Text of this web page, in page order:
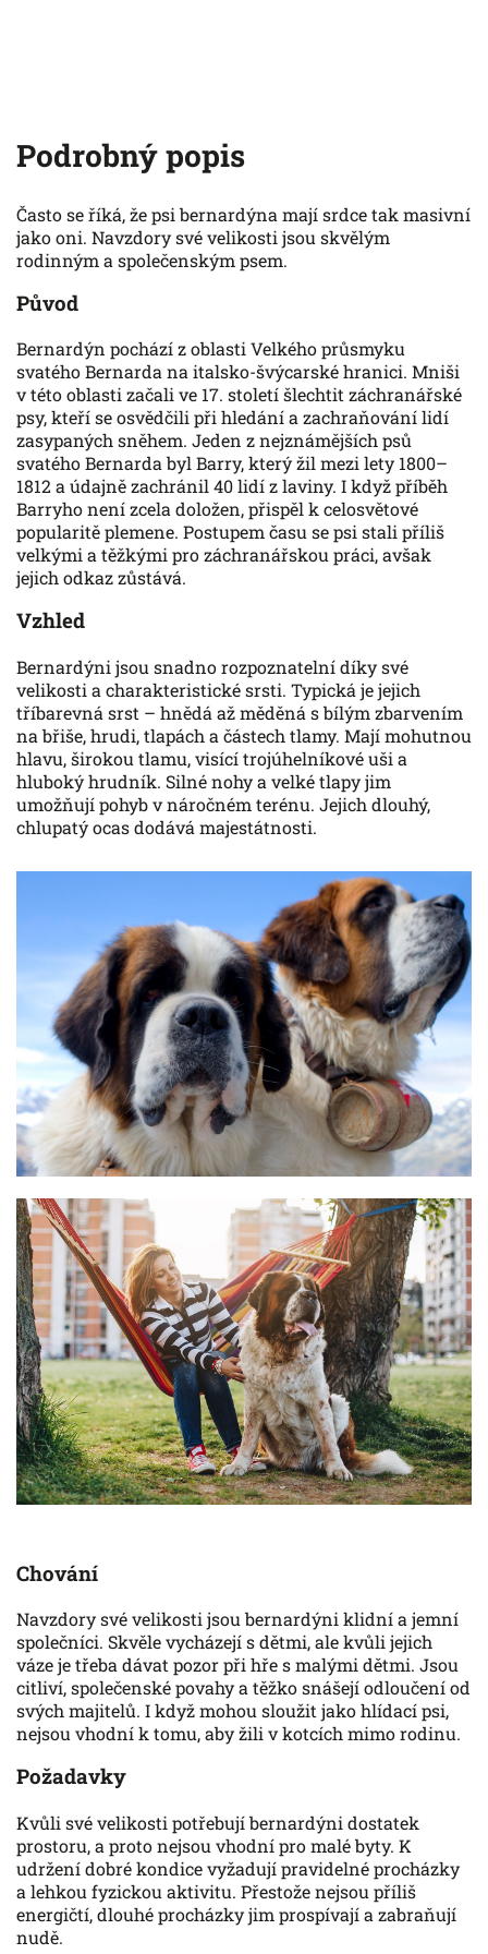
Podrobný popis
Často se říká, že psi bernardýna mají srdce tak masivní
jako oni. Navzdory své velikosti jsou skvělým
rodinným a společenským psem.
Původ
Bernardýn pochází z oblasti Velkého průsmyku
svatého Bernarda na italsko-švýcarské hranici. Mniši
v této oblasti začali ve 17. století šlechtit záchranářské
psy, kteří se osvědčili při hledání a zachraňování lidí
zasypaných sněhem. Jeden z nejznámějších psů
svatého Bernarda byl Barry, který žil mezi lety 1800–
1812 a údajně zachránil 40 lidí z laviny. I když příběh
Barryho není zcela doložen, přispěl k celosvětové
popularitě plemene. Postupem času se psi stali příliš
velkými a těžkými pro záchranářskou práci, avšak
jejich odkaz zůstává.
Vzhled
Bernardýni jsou snadno rozpoznatelní díky své
velikosti a charakteristické srsti. Typická je jejich
tříbarevná srst – hnědá až měděná s bílým zbarvením
na břiše, hrudi, tlapách a částech tlamy. Mají mohutnou
hlavu, širokou tlamu, visící trojúhelníkové uši a
hluboký hrudník. Silné nohy a velké tlapy jim
umožňují pohyb v náročném terénu. Jejich dlouhý,
chlupatý ocas dodává majestátnosti.
Chování
Navzdory své velikosti jsou bernardýni klidní a jemní
společníci. Skvěle vycházejí s dětmi, ale kvůli jejich
váze je třeba dávat pozor při hře s malými dětmi. Jsou
citliví, společenské povahy a těžko snášejí odloučení od
svých majitelů. I když mohou sloužit jako hlídací psi,
nejsou vhodní k tomu, aby žili v kotcích mimo rodinu.
Požadavky
Kvůli své velikosti potřebují bernardýni dostatek
prostoru, a proto nejsou vhodní pro malé byty. K
udržení dobré kondice vyžadují pravidelné procházky
a lehkou fyzickou aktivitu. Přestože nejsou příliš
energičtí, dlouhé procházky jim prospívají a zabraňují
nudě.